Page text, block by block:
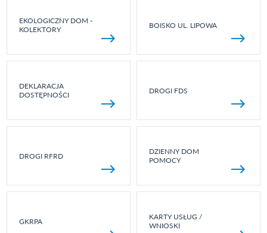
EKOLOGICZNY DOM -
KOLEKTORY
BOISKO UL. LIPOWA
DEKLARACJA
DOSTĘPNOŚCI
DROGI FDS
DROGI RFRD
DZIENNY DOM
POMOCY
GKRPA
KARTY USŁUG /
WNIOSKI